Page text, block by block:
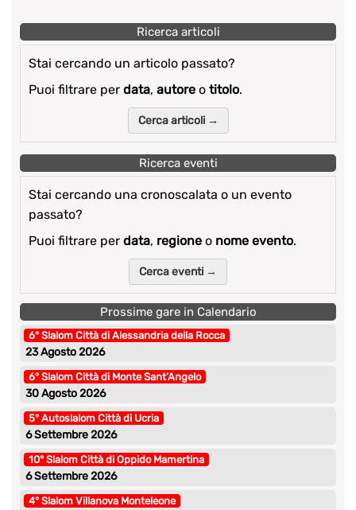
Ricerca articoli
Stai cercando un articolo passato?
Puoi filtrare per data, autore o titolo.
Cerca articoli →
Ricerca eventi
Stai cercando una cronoscalata o un evento
passato?
Puoi filtrare per data, regione o nome evento.
Cerca eventi →
Prossime gare in Calendario
6° Slalom Città di Alessandria della Rocca
23 Agosto 2026
6° Slalom Città di Monte Sant’Angelo
30 Agosto 2026
5° Autoslalom Città di Ucria
6 Settembre 2026
10° Slalom Città di Oppido Mamertina
6 Settembre 2026
4° Slalom Villanova Monteleone